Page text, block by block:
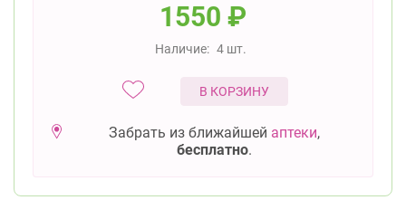
1550 ₽
Наличие: 4 шт.
В КОРЗИНУ
Забрать из ближайшей аптеки,
бесплатно.